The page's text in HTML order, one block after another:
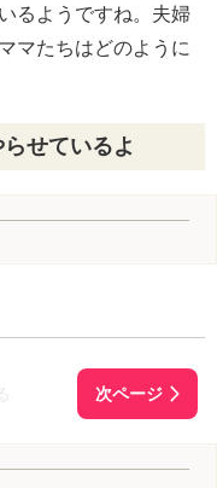
るようですね。夫婦
マたちはどのように
せているよ